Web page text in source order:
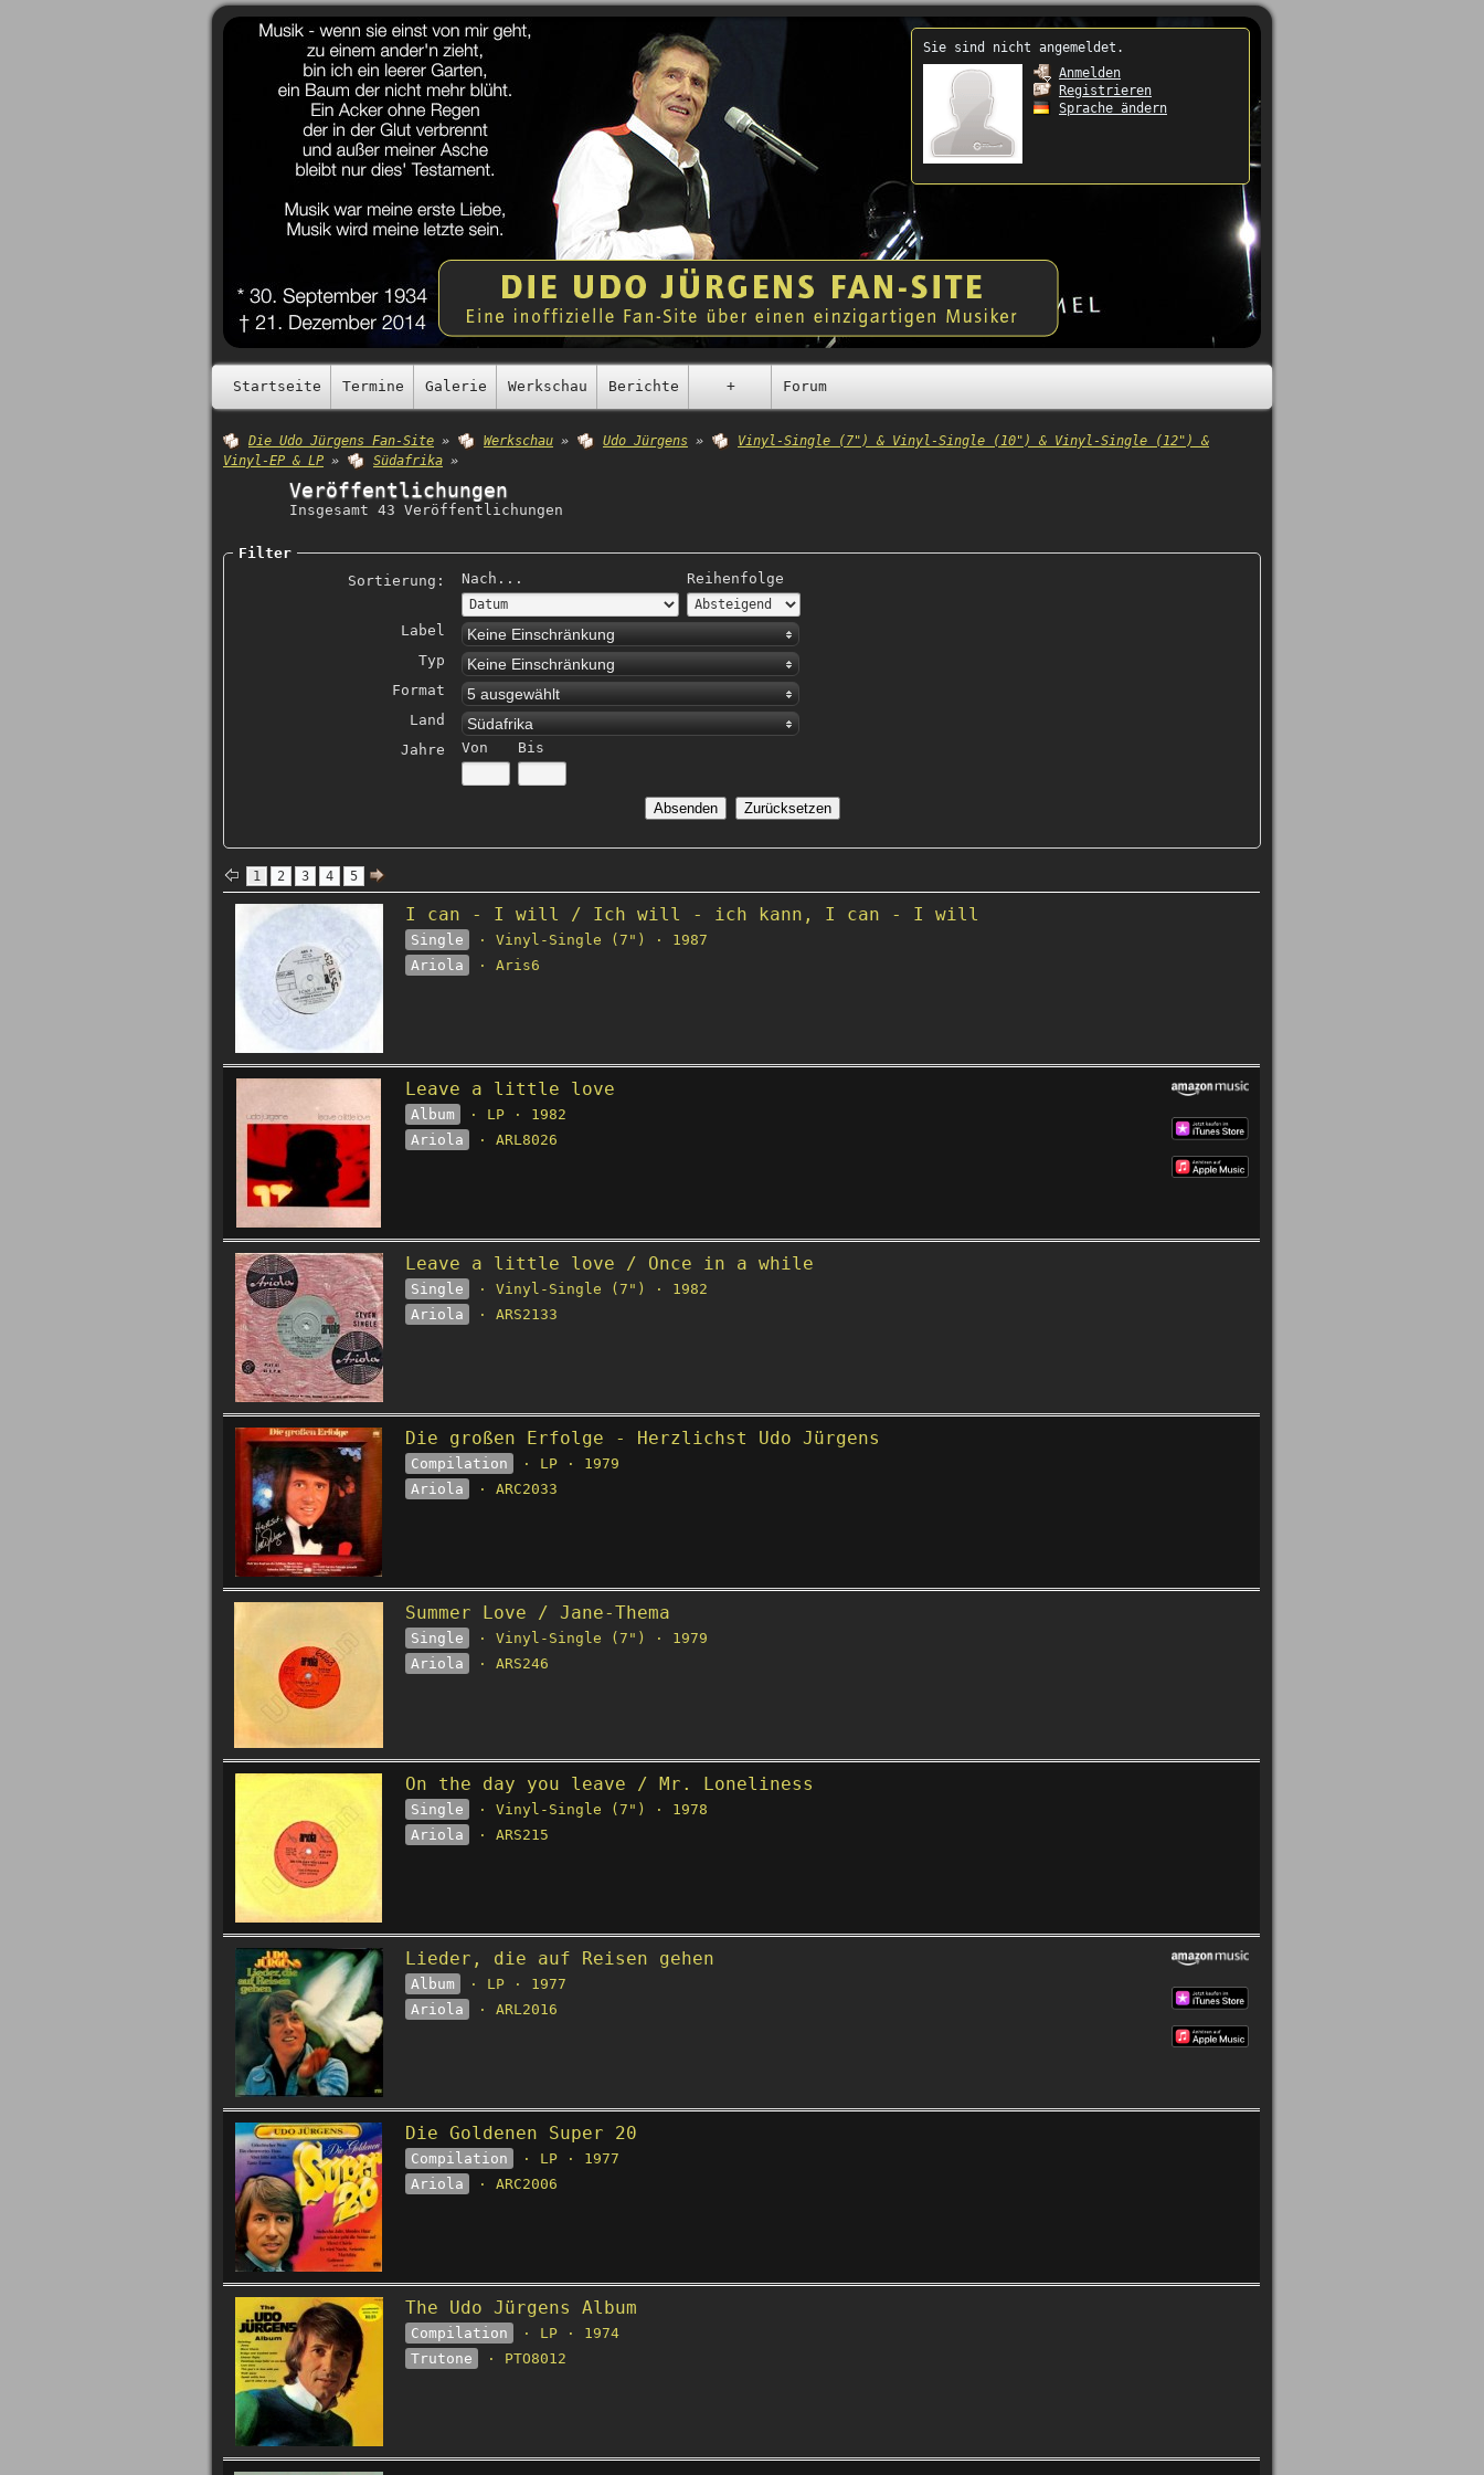
Sie sind nicht angemeldet.
Anmelden
Registrieren
Sprache ändern
Startseite Termine Galerie Werkschau Berichte + Forum
Die Udo Jürgens Fan-Site » Werkschau » Udo Jürgens »
Vinyl-Single (7") & Vinyl-Single (10") & Vinyl-Single (12") &
Vinyl-EP & LP » Südafrika »
Veröffentlichungen
Insgesamt 43 Veröffentlichungen
Filter
Sortierung:
Nach... Reihenfolge
Label Keine Einschränkung
Typ Keine Einschränkung
Format 5 ausgewählt
Land Südafrika
Jahre Von Bis
1 2 3 4 5
I can - I will / Ich will - ich kann, I can - I will
Single
· Vinyl-Single (7") · 1987
Ariola
· Aris6
Leave a little love
Album
· LP · 1982
Ariola
· ARL8026
Leave a little love / Once in a while
Single
· Vinyl-Single (7") · 1982
Ariola
· ARS2133
Die großen Erfolge - Herzlichst Udo Jürgens
Compilation
· LP · 1979
Ariola
· ARC2033
Summer Love / Jane-Thema
Single
· Vinyl-Single (7") · 1979
Ariola
· ARS246
On the day you leave / Mr. Loneliness
Single
· Vinyl-Single (7") · 1978
Ariola
· ARS215
Lieder, die auf Reisen gehen
Album
· LP · 1977
Ariola
· ARL2016
Die Goldenen Super 20
Compilation
· LP · 1977
Ariola
· ARC2006
The Udo Jürgens Album
Compilation
· LP · 1974
Trutone
· PTO8012